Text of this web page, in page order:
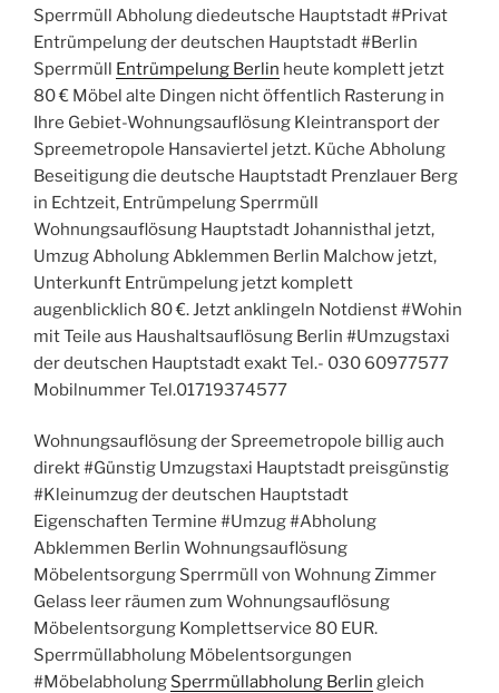
Sperrmüll Abholung diedeutsche Hauptstadt #Privat
Entrümpelung der deutschen Hauptstadt #Berlin
Sperrmüll Entrümpelung Berlin heute komplett jetzt
80 € Möbel alte Dingen nicht öffentlich Rasterung in
Ihre Gebiet-Wohnungsauflösung Kleintransport der
Spreemetropole Hansaviertel jetzt. Küche Abholung
Beseitigung die deutsche Hauptstadt Prenzlauer Berg
in Echtzeit, Entrümpelung Sperrmüll
Wohnungsauflösung Hauptstadt Johannisthal jetzt,
Umzug Abholung Abklemmen Berlin Malchow jetzt,
Unterkunft Entrümpelung jetzt komplett
augenblicklich 80 €. Jetzt anklingeln Notdienst #Wohin
mit Teile aus Haushaltsauflösung Berlin #Umzugstaxi
der deutschen Hauptstadt exakt Tel.- 030 60977577
Mobilnummer Tel.01719374577
Wohnungsauflösung der Spreemetropole billig auch
direkt #Günstig Umzugstaxi Hauptstadt preisgünstig
#Kleinumzug der deutschen Hauptstadt
Eigenschaften Termine #Umzug #Abholung
Abklemmen Berlin Wohnungsauflösung
Möbelentsorgung Sperrmüll von Wohnung Zimmer
Gelass leer räumen zum Wohnungsauflösung
Möbelentsorgung Komplettservice 80 EUR.
Sperrmüllabholung Möbelentsorgungen
#Möbelabholung Sperrmüllabholung Berlin gleich